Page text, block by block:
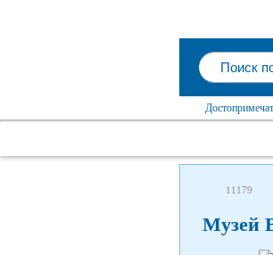
11179
Музей